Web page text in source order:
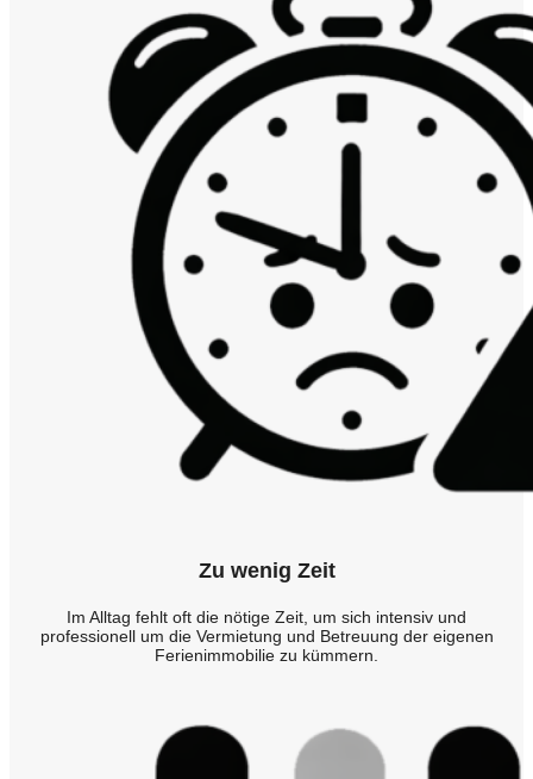
Zu wenig Zeit
Im Alltag fehlt oft die nötige Zeit, um sich intensiv und
professionell um die Vermietung und Betreuung der eigenen
Ferienimmobilie zu kümmern.